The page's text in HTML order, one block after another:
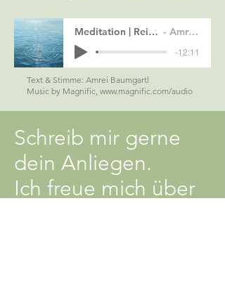
Meditation | Reise zu deinem Kraftplatz Amrei Baumgartl
-12:11
Text & Stimme: Amrei Baumgartl
Music by Magnific, www.magnific.com/audio
Schreib mir gerne
dein Anliegen.
Ich freue mich über